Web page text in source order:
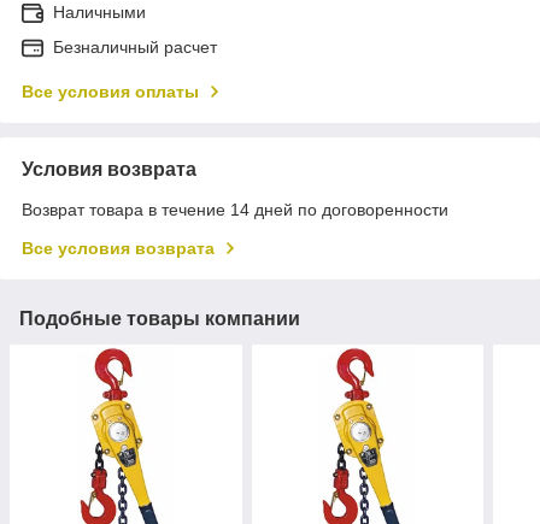
Наличными
Безналичный расчет
Все условия оплаты
Условия возврата
Возврат товара в течение 14 дней по договоренности
Все условия возврата
Подобные товары компании